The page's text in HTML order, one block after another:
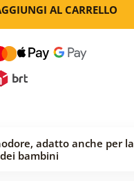
AL CARRELLO
adatto anche per la
bambini